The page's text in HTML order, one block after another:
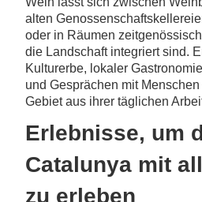
alten
oder in Räumen
die Landschaft integriert sind.
Kulturerbe, lokaler
und Gesprächen mit
Gebiet aus ihrer täglichen
Erlebnisse, um
Catalunya mit
zu erleben